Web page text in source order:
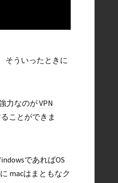
そういったときに
力なのがVPN
ことができま
であればOS
macはまともなク